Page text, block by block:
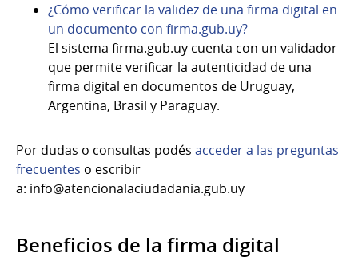
¿Cómo verificar la validez de una firma digital en
un documento con firma.gub.uy?
El sistema firma.gub.uy cuenta con un validador
que permite verificar la autenticidad de una
firma digital en documentos de Uruguay,
Argentina, Brasil y Paraguay.
Por dudas o consultas podés acceder a las preguntas
frecuentes o escribir
a: info@atencionalaciudadania.gub.uy
Beneficios de la firma digital